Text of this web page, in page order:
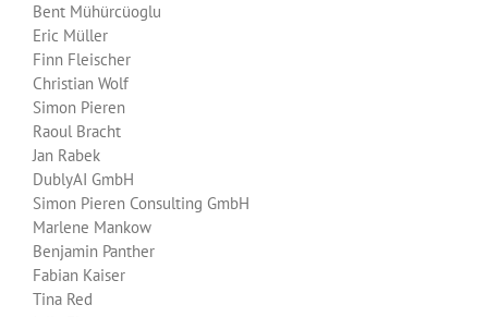
Bent Mühürcüoglu
Eric Müller
Finn Fleischer
Christian Wolf
Simon Pieren
Raoul Bracht
Jan Rabek
DublyAI GmbH
Simon Pieren Consulting GmbH
Marlene Mankow
Benjamin Panther
Fabian Kaiser
Tina Red